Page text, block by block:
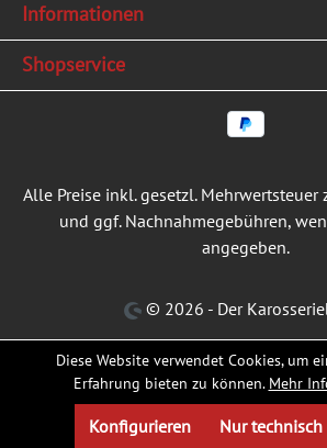
Informationen
Shopservice
Alle Preise inkl. gesetzl. Mehrwertsteuer
und ggf. Nachnahmegebühren,
angegeben.
© 2026 - Der
Diese Website verwendet Cookies, um
Erfahrung bieten zu können. Mehr
Nur
Konfigurieren